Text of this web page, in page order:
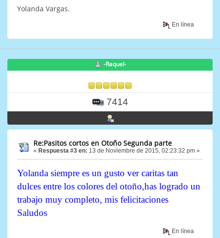
Yolanda Vargas.
En línea
-Raquel-
7414
Re:Pasitos cortos en Otoño Segunda parte
« Respuesta #3 en: 13 de Noviembre de 2015, 02:23:32 pm »
Yolanda siempre es un gusto ver caritas tan
dulces entre los colores del otoño,has logrado un
trabajo muy completo, mis felicitaciones
Saludos
En línea